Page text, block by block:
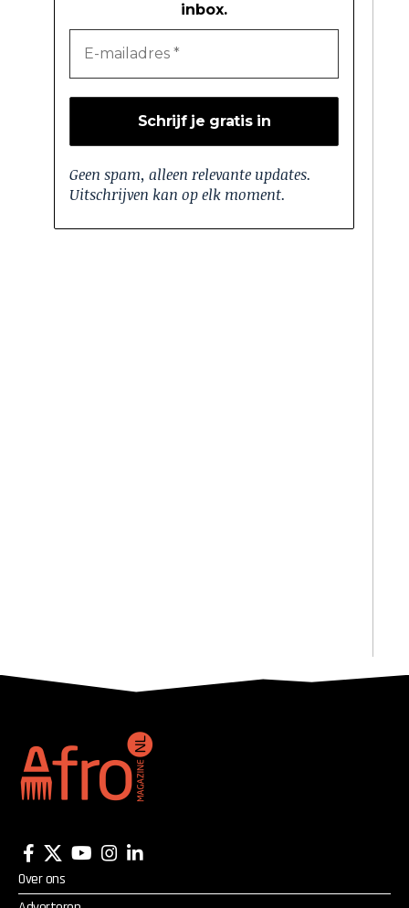
inbox.
Geen spam, alleen relevante updates.
Uitschrijven kan op elk moment.
Over ons